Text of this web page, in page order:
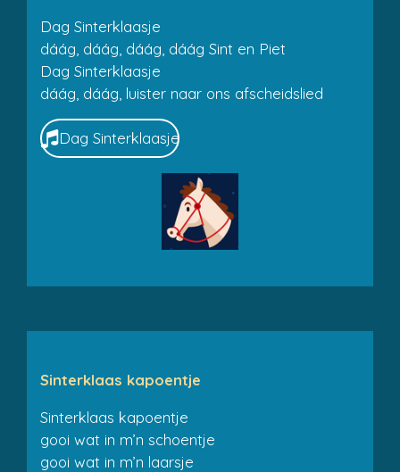
Dag Sinterklaasje
dáág, dáág, dáág, dáág Sint en Piet
Dag Sinterklaasje
dáág, dáág, luister naar ons afscheidslied
Dag Sinterklaasje
Sinterklaas kapoentje
Sinterklaas kapoentje
gooi wat in m’n schoentje
gooi wat in m’n laarsje